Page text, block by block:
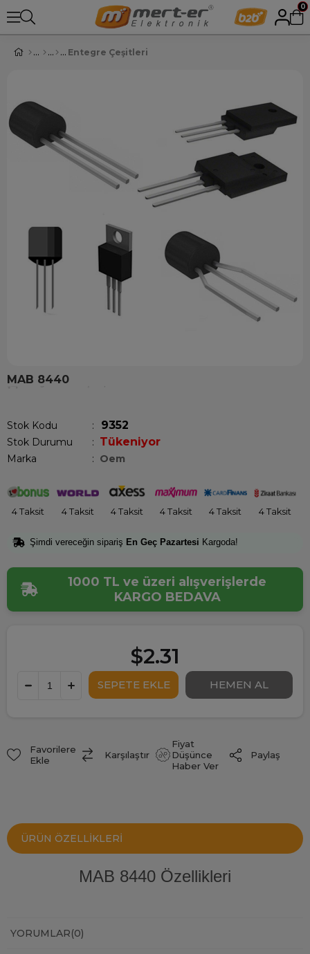
0
Entegre Çeşitleri
MAB 8440
Stok Kodu 9352
Stok Durumu : Tükeniyor
Marka : Oem
4 Taksit 4 Taksit 4 Taksit 4 Taksit 4 Taksit 4 Taksit
Şimdi vereceğin sipariş En Geç Pazartesi Kargoda!
1000 TL ve üzeri alışverişlerde
KARGO BEDAVA
$2.31
Favorilere
Ekle
Karşılaştır
Fiyat
Düşünce
Haber Ver
Paylaş
ÜRÜN ÖZELLIKLERI
MAB 8440 Özellikleri
YORUMLAR(0)